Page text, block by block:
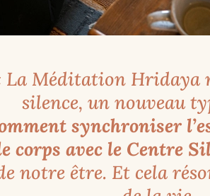
La Méditation Hridaya
silence, un nouveau
synchroniser
corps avec le Centre
notre être. Et cela